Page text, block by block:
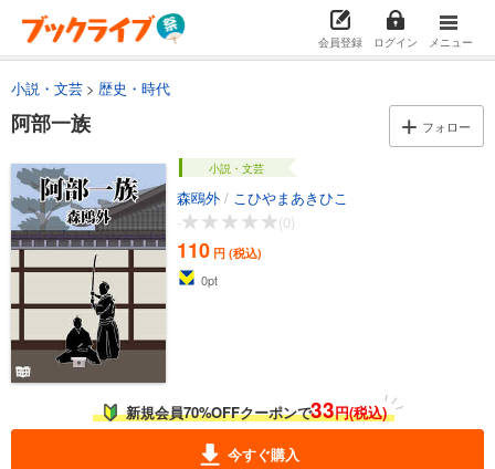
会員登録 ログイン メニュー
小説・文芸 歴史・時代
阿部一族 フォロー
小説・文芸
森鴎外 / こひやまあきひこ
-
(0)
110 円 (税込)
0pt
新規会員70%OFFクーポンで33円(税込)
今すぐ購入